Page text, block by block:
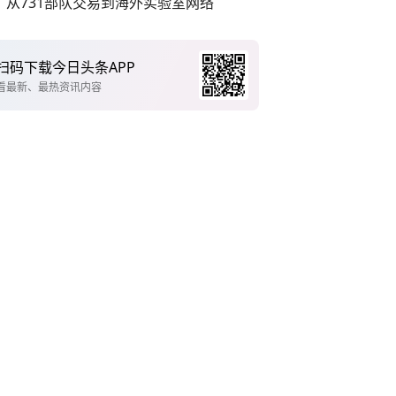
码下载今日头条APP
最新、最热资讯内容